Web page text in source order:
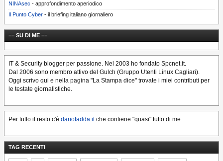
NINAsec - approfondimento aperiodico
Il Punto Cyber - il briefing italiano giornaliero
== SU DI ME ==
IT & Security blogger per passione. Nel 2003 ho fondato Spcnet.it.
Dal 2006 sono membro attivo del Gulch (Gruppo Utenti Linux Cagliari).
Oggi scrivo qui e nella pagina "La Stampa dice" trovate i miei contributi per
le testate giornalistiche.
Per tutto il resto c'è dariofadda.itche contiene "quasi" tutto di me.
TAG RECENTI